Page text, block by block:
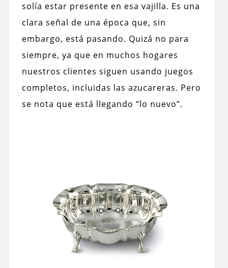
solía estar presente en esa vajilla. Es una
clara señal de una época que, sin
embargo, está pasando. Quizá no para
siempre, ya que en muchos hogares
nuestros clientes siguen usando juegos
completos, incluidas las azucareras. Pero
se nota que está llegando “lo nuevo”.